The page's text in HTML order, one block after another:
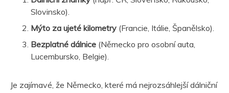
Slovinsko).
Mýto za ujeté kilometry (Francie, Itálie, Španělsko).
Bezplatné dálnice (Německo pro osobní auta,
Lucembursko, Belgie).
Je zajímavé, že Německo, které má nejrozsáhlejší dálniční